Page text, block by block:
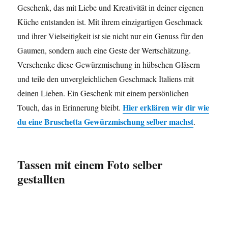
Geschenk, das mit Liebe und Kreativität in deiner eigenen
Küche entstanden ist. Mit ihrem einzigartigen Geschmack
und ihrer Vielseitigkeit ist sie nicht nur ein Genuss für den
Gaumen, sondern auch eine Geste der Wertschätzung.
Verschenke diese Gewürzmischung in hübschen Gläsern
und teile den unvergleichlichen Geschmack Italiens mit
deinen Lieben. Ein Geschenk mit einem persönlichen
Touch, das in Erinnerung bleibt.Hier erklären wir dir wie
du eine Bruschetta Gewürzmischung selber machst.
Tassen mit einem Foto selber
gestallten